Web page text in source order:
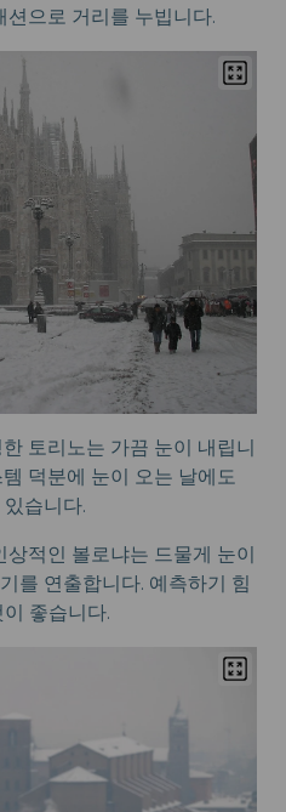
션으로 거리를 누빕니다.
토리노는 가끔 눈이 내립니
덕분에 눈이 오는 날에도
습니다.
상적인 볼로냐는 드물게 눈이
를 연출합니다. 예측하기 힘
좋습니다.